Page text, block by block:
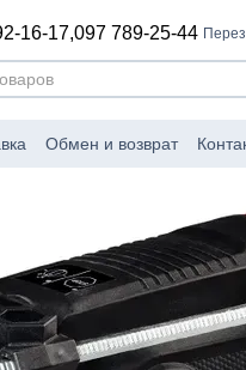
16-17,097 789-25-44
Обмен и возврат